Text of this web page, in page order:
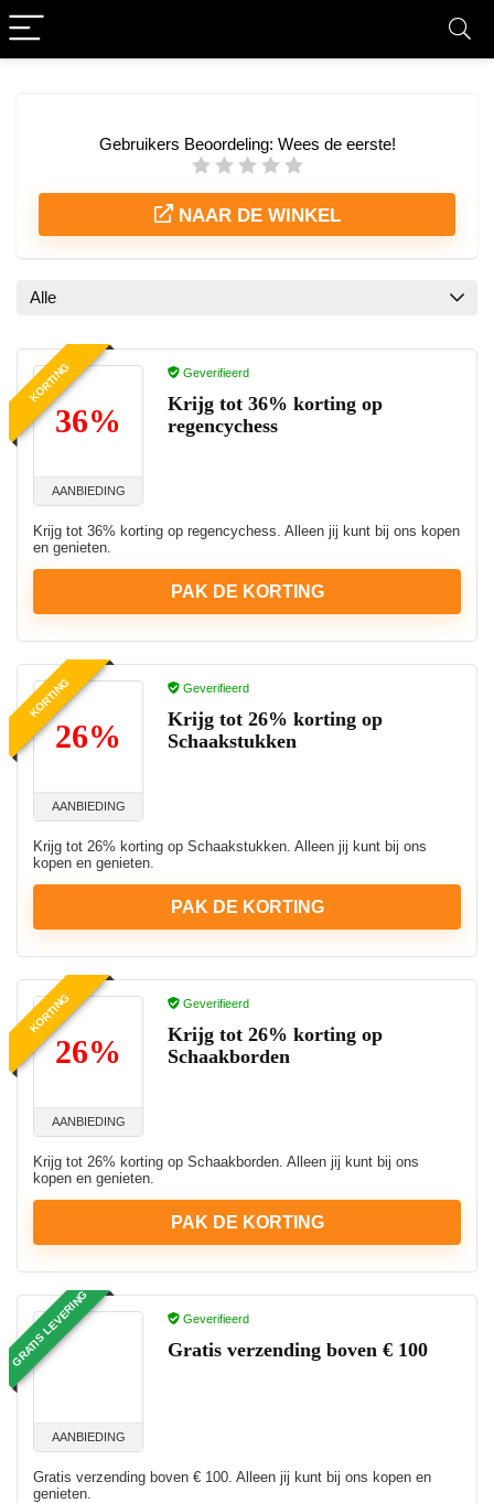
Gebruikers Beoordeling: Wees de eerste!
NAAR DE WINKEL
Alle
KORTING
36%
AANBIEDING
Geverifieerd
Krijg tot 36% korting op
regencychess
Krijg tot 36% korting op regencychess. Alleen jij kunt bij ons kopen
en genieten.
PAK DE KORTING
KORTING
26%
AANBIEDING
Geverifieerd
Krijg tot 26% korting op
Schaakstukken
Krijg tot 26% korting op Schaakstukken. Alleen jij kunt bij ons
kopen en genieten.
PAK DE KORTING
KORTING
26%
AANBIEDING
Geverifieerd
Krijg tot 26% korting op
Schaakborden
Krijg tot 26% korting op Schaakborden. Alleen jij kunt bij ons
kopen en genieten.
PAK DE KORTING
GRATIS LEVERING
AANBIEDING
Geverifieerd
Gratis verzending boven € 100
Gratis verzending boven € 100. Alleen jij kunt bij ons kopen en
genieten.